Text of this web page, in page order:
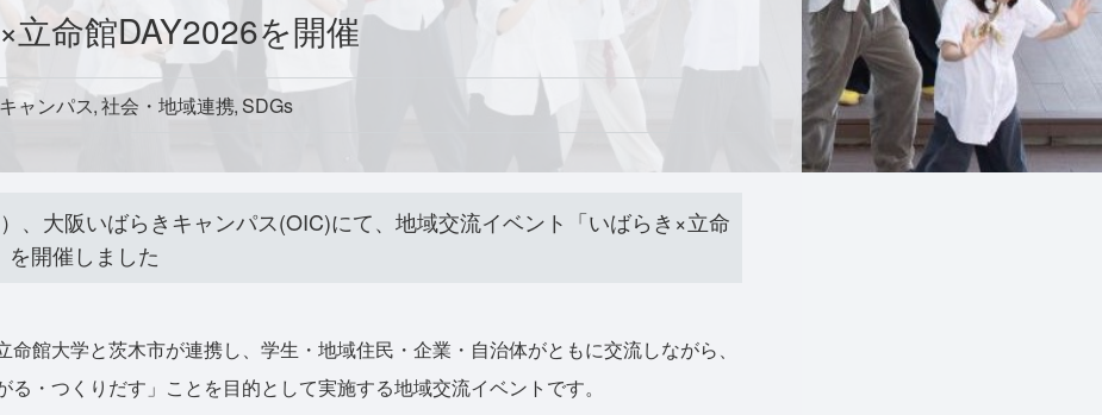
立命館DAY2026を開催
ャンパス 社会・地域連携 SDGs
、大阪いばらきキャンパス(OIC)にて、地域交流イベント「いばらき×立命
を開催しました
命館大学と茨木市が連携し、学生・地域住民・企業・自治体がともに交流しながら、
る・つくりだす」ことを目的として実施する地域交流イベントです。